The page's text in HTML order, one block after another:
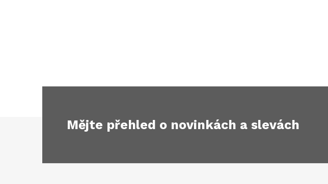
Mějte přehled o novinkách a slevách